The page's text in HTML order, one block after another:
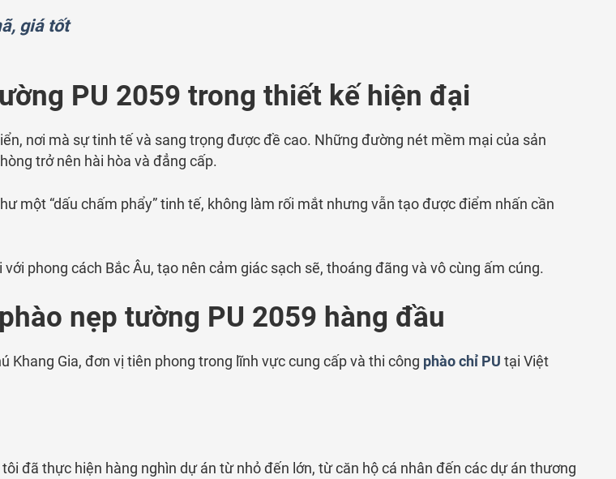
giá tốt
PU 2059 trong thiết kế hiện đại
nơi mà sự tinh tế và sang trọng được đề cao. Những đường nét mềm mại của sản
trở nên hài hòa và đẳng cấp.
một “dấu chấm phẩy” tinh tế, không làm rối mắt nhưng vẫn tạo được điểm nhấn cần
phong cách Bắc Âu, tạo nên cảm giác sạch sẽ, thoáng đãng và vô cùng ấm cúng.
nẹp tường PU 2059 hàng đầu
Khang Gia, đơn vị tiên phong trong lĩnh vực cung cấp và thi công phào chỉ PU tại Việt
đã thực hiện hàng nghìn dự án từ nhỏ đến lớn, từ căn hộ cá nhân đến các dự án thương